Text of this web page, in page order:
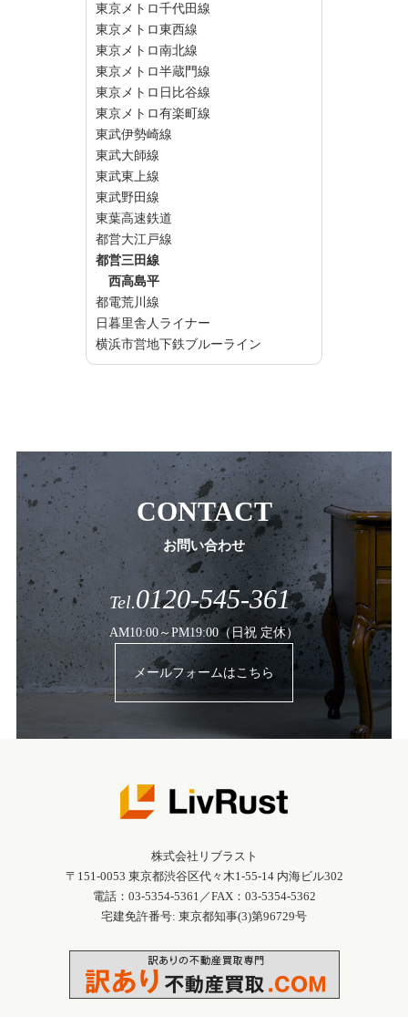
東京メトロ千代田線
東京メトロ東西線
東京メトロ南北線
東京メトロ半蔵門線
東京メトロ日比谷線
東京メトロ有楽町線
東武伊勢崎線
東武大師線
東武東上線
東武野田線
東葉高速鉄道
都営大江戸線
都営三田線
西高島平
都電荒川線
日暮里舎人ライナー
横浜市営地下鉄ブルーライン
CONTACT
お問い合わせ
Tel.0120-545-361
AM10:00～PM19:00（日祝 定休）
メールフォームはこちら
株式会社リブラスト
〒151-0053 東京都渋谷区代々木1-55-14 内海ビル302
電話：03-5354-5361／FAX：03-5354-5362
宅建免許番号: 東京都知事(3)第96729号